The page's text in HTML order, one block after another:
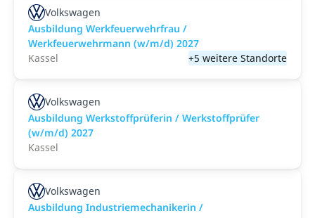
Volkswagen
Ausbildung Werkfeuerwehrfrau /
Werkfeuerwehrmann (w/m/d) 2027
Kassel
+5 weitere Standorte
Volkswagen
Ausbildung Werkstoffprüferin / Werkstoffprüfer
(w/m/d) 2027
Kassel
Volkswagen
Ausbildung Industriemechanikerin /